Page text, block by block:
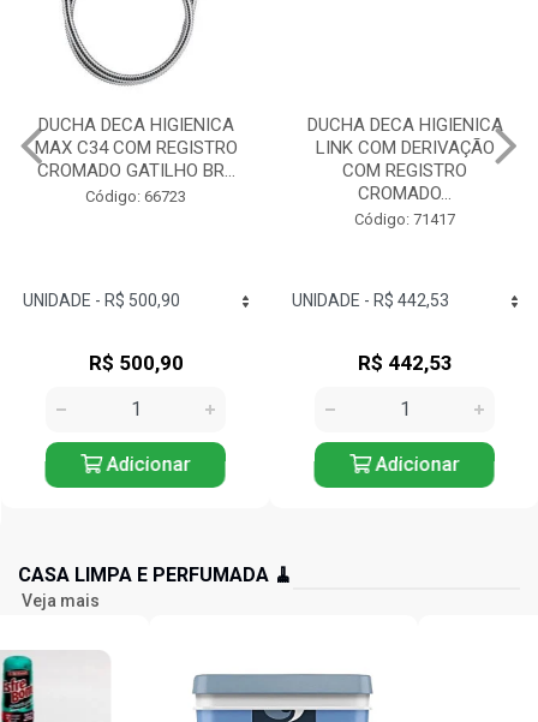
DUCHA DECA HIGIENICA
MAX C34 COM REGISTRO
CROMADO GATILHO BR...
Código: 66723
R$ 500,90
Adicionar
DUCHA DECA HIGIENICA
LINK COM DERIVAÇÃO
COM REGISTRO
CROMADO...
Código: 71417
R$ 442,53
Adicionar
CASA LIMPA E PERFUMADA 🧹
Veja mais